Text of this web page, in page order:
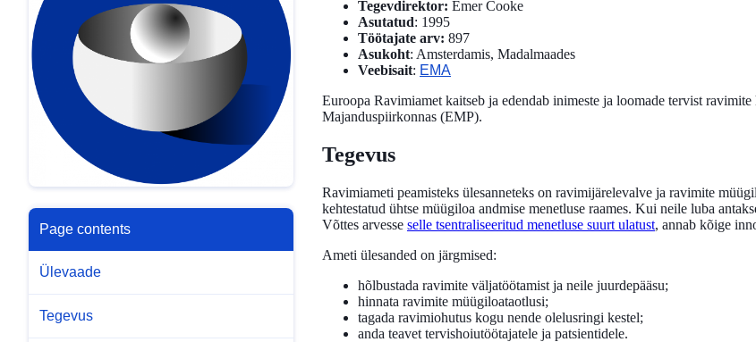
Page contents
Ülevaade
Tegevus
Tegevdirektor: Emer Cooke
Asutatud: 1995
Töötajate arv: 897
Asukoht: Amsterdamis, Madalmaades
Veebisait: EMA
Euroopa Ravimiamet kaitseb ja edendab inimeste ja loomade tervist
Majanduspiirkonnas (EMP).
Tegevus
Ravimiameti peamisteks ülesanneteks on ravimijärelevalve ja ravimite
kehtestatud ühtse müügiloa andmise menetluse raames. Kui neile luba
Võttes arvesse selle tsentraliseeritud menetluse suurt ulatust, annab kõige
Ameti ülesanded on järgmised:
hõlbustada ravimite väljatöötamist ja neile juurdepääsu;
hinnata ravimite müügiloataotlusi;
tagada ravimiohutus kogu nende olelusringi kestel;
anda teavet tervishoiutöötajatele ja patsientidele.